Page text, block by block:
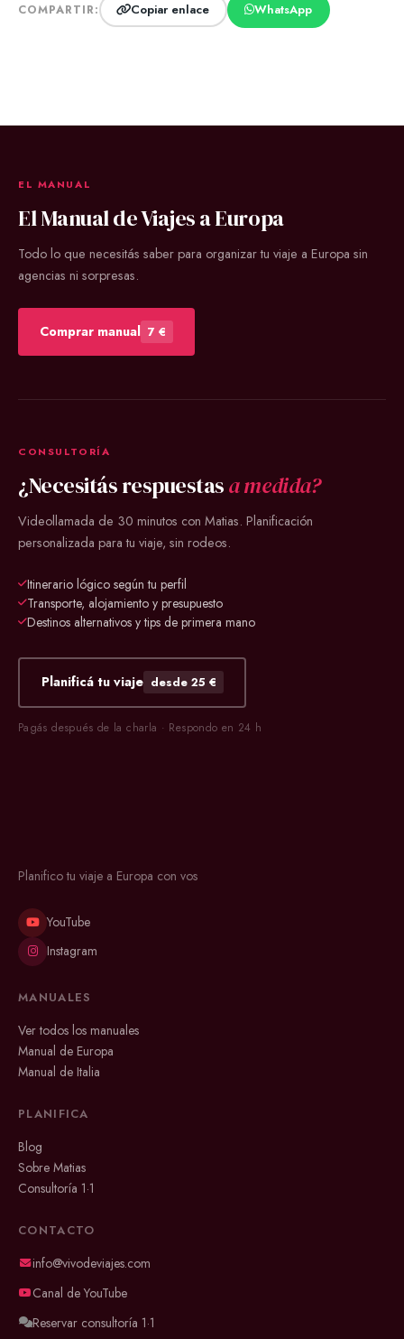
COMPARTIR: Copiar enlace WhatsApp
EL MANUAL
El Manual de Viajes a Europa
Todo lo que necesitás saber para organizar tu viaje a Europa sin
agencias ni sorpresas.
Comprar manual 7 €
CONSULTORÍA
¿Necesitás respuestasa medida?
Videollamada de 30 minutos con Matias. Planificación
personalizada para tu viaje, sin rodeos.
Itinerario lógico según tu perfil
Transporte, alojamiento y presupuesto
Destinos alternativos y tips de primera mano
Planificá tu viaje desde 25 €
Pagás después de la charla · Respondo en 24 h
Planifico tu viaje a Europa con vos
YouTube
Instagram
MANUALES
Ver todos los manuales
Manual de Europa
Manual de Italia
PLANIFICA
Blog
Sobre Matias
Consultoría 1·1
CONTACTO
info@vivodeviajes.com
Canal de YouTube
Reservar consultoría 1·1